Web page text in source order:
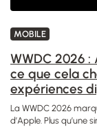
MOBILE
WWDC 2026
ce que cela
expériences
La WWDC 2026
d’Apple. Plus qu’une